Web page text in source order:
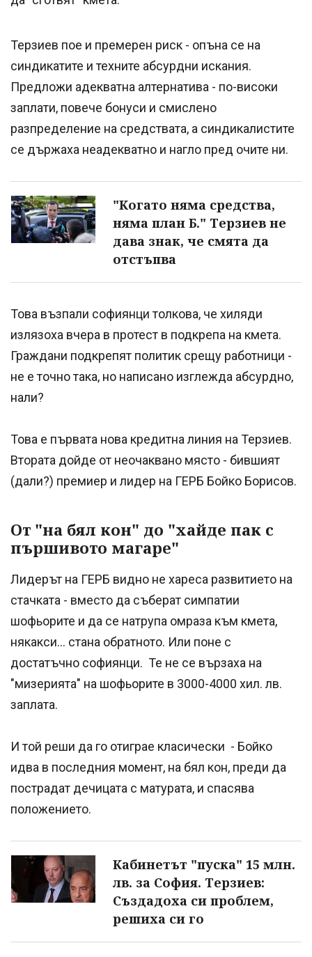
Терзиев пое и премерен риск - опъна се на
синдикатите и техните абсурдни искания.
Предложи адекватна алтернатива - по-високи
заплати, повече бонуси и смислено
разпределение на средствата, а синдикалистите
се държаха неадекватно и нагло пред очите ни.
"Когато няма средства,
няма план Б." Терзиев не
дава знак, че смята да
отстъпва
Това възпали софиянци толкова, че хиляди
излязоха вчера в протест в подкрепа на кмета.
Граждани подкрепят политик срещу работници -
не е точно така, но написано изглежда абсурдно,
нали?
Това е първата нова кредитна линия на Терзиев.
Втората дойде от неочаквано място - бившият
(дали?) премиер и лидер на ГЕРБ Бойко Борисов.
От "на бял кон" до "хайде пак с
пършивото магаре"
Лидерът на ГЕРБ видно не хареса развитието на
стачката - вместо да съберат симпатии
шофьорите и да се натрупа омраза към кмета,
някакси... стана обратното. Или поне с
достатъчно софиянци. Те не се вързаха на
"мизерията" на шофьорите в 3000-4000 хил. лв.
заплата.
И той реши да го отиграе класически - Бойко
идва в последния момент, на бял кон, преди да
пострадат дечицата с матурата, и спасява
положението.
Кабинетът "пуска" 15 млн.
лв. за София. Терзиев:
Създадоха си проблем,
решиха си го